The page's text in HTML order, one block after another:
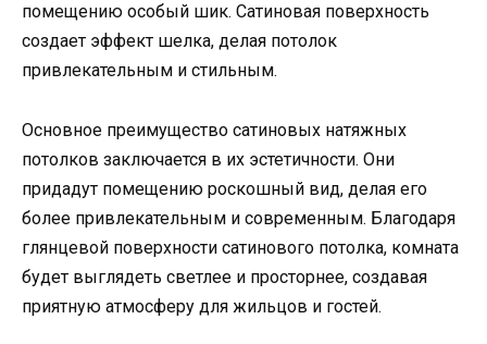
помещению особый шик. Сатиновая поверхность
создает эффект шелка, делая потолок
привлекательным и стильным.
Основное преимущество сатиновых натяжных
потолков заключается в их эстетичности. Они
придадут помещению роскошный вид, делая его
более привлекательным и современным. Благодаря
глянцевой поверхности сатинового потолка, комната
будет выглядеть светлее и просторнее, создавая
приятную атмосферу для жильцов и гостей.